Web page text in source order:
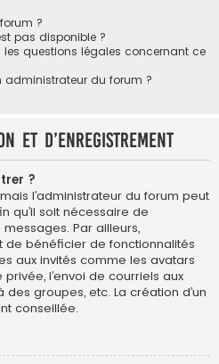
?
pas disponible ?
questions légales concernant ce
du forum ?
et d’enregistrement
?
l’administrateur du forum peut
qu’il soit nécessaire de
Par ailleurs,
de bénéficier de fonctionnalités
aux invités comme les avatars
l’envoi de courriels aux
groupes, etc. La création d’un
conseillée.